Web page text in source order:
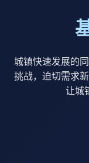
城镇快速发展的
挑战，迫切需求
让城